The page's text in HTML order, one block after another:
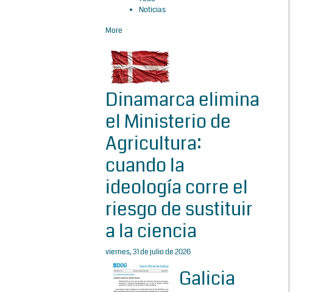
Noticias
More
Dinamarca elimina
el Ministerio de
Agricultura:
cuando la
ideología corre el
riesgo de sustituir
a la ciencia
viernes, 31 de julio de 2026
Galicia